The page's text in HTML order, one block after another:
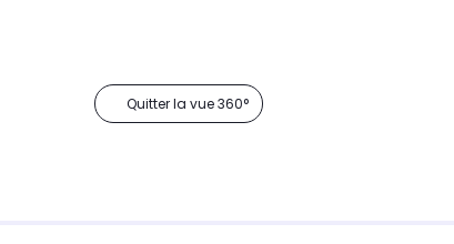
Quitter la vue 360°